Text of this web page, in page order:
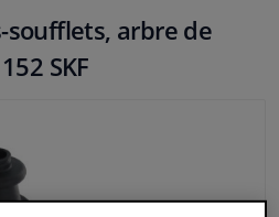
soufflets, arbre de
SKF